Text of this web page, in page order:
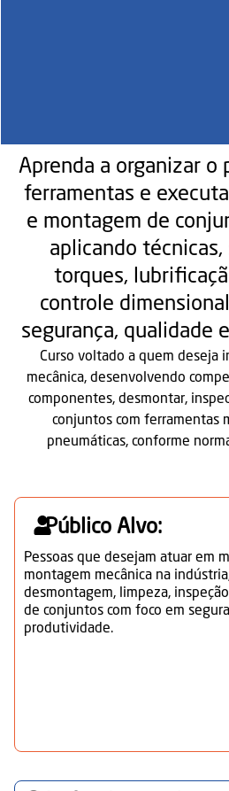
Aprenda a organizar o
ferramentas e
e montagem de
aplicando técnicas,
torques,
controle
segurança, qualidade
Curso voltado a quem deseja
mecânica, desenvolvendo
componentes, desmontar,
conjuntos com ferramentas
pneumáticas, conforme
Público Alvo:
Pessoas que desejam atuar em
montagem mecânica na
desmontagem, limpeza,
de conjuntos com foco em
produtividade.